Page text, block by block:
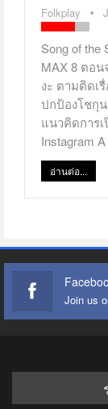
Folkplay
Song of
MAX 8 ตอ
งะ ตามติดเ
ปกป้องโชกุ
แนวคิดการ
Instagram
อ่านต่อ...
Join us